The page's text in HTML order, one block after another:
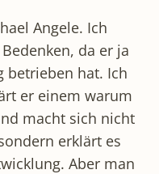
Angele. Ich
da er ja
betrieben hat. Ich
er einem warum
macht sich nicht
erklärt es
Aber man